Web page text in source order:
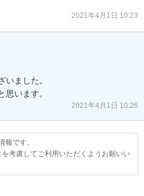
2021年4月1日 10:23
いました。
思います。
2021年4月1日 10:26
報です。
考慮してご利用いただくようお願いい